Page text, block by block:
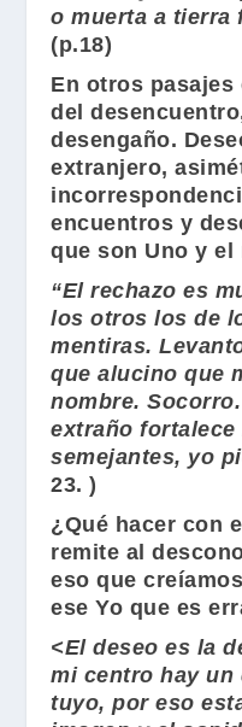
o muerta a tierra
(p.18)
En otros
del
desengaño.
extranjero,
encuentros y
que son Uno y el
“El rechazo es
los otros los de
mentiras.
que alucino que
nombre.
extraño
semejantes, yo
23. )
¿Qué hacer con
remite al
eso que
ese Yo que es
<El deseo es la
mi centro hay
tuyo, por eso